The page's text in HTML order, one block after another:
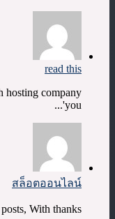
read this
hosting company
you'...
สล็อตออนไลน์
With thanks....